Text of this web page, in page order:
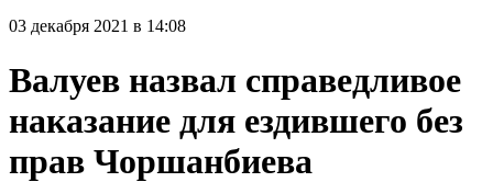
03 декабря 2021 в 14:08
Валуев назвал справедливое
наказание для ездившего без
прав Чоршанбиева